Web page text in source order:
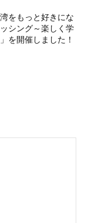
をもっと好きにな
シング～楽しく学
を開催しました！